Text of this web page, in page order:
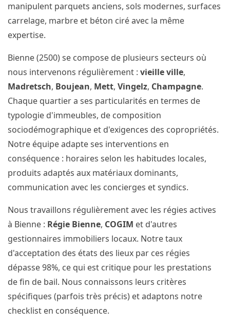
manipulent parquets anciens, sols modernes, surfaces
carrelage, marbre et béton ciré avec la même
expertise.
Bienne (2500) se compose de plusieurs secteurs où
nous intervenons régulièrement : vieille ville,
Madretsch, Boujean, Mett, Vingelz, Champagne.
Chaque quartier a ses particularités en termes de
typologie d'immeubles, de composition
sociodémographique et d'exigences des copropriétés.
Notre équipe adapte ses interventions en
conséquence : horaires selon les habitudes locales,
produits adaptés aux matériaux dominants,
communication avec les concierges et syndics.
Nous travaillons régulièrement avec les régies actives
à Bienne : Régie Bienne, COGIM et d'autres
gestionnaires immobiliers locaux. Notre taux
d'acceptation des états des lieux par ces régies
dépasse 98%, ce qui est critique pour les prestations
de fin de bail. Nous connaissons leurs critères
spécifiques (parfois très précis) et adaptons notre
checklist en conséquence.